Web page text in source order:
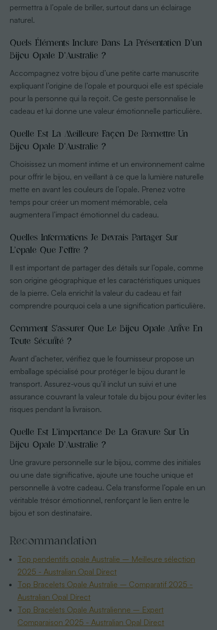
permettra à l’opale de briller, surtout dans un éclairage
naturel.
Quels Éléments Inclure Dans La Présentation D’un
Bijou Opale D’Australie ?
Accompagnez votre bijou d’une petite carte manuscrite
expliquant l’origine de l’opale et pourquoi elle est spéciale
pour la personne qui la reçoit. Ce geste personnalise le
cadeau et lui donne une valeur émotionnelle particulière.
Quelle Est La Meilleure Façon De Remettre Un
Bijou Opale D’Australie ?
Choisissez un moment intime et un environnement calme
pour offrir le bijou, en veillant à ce que la lumière naturelle
mette en avant les couleurs de l’opale. Prenez votre
temps pour créer un moment mémorable, cela
augmentera l’impact émotionnel du cadeau.
Quelles Informations Je Devrais Partager Sur
L’opale Que J’offre ?
Il est important de partager des détails sur l’opale, comme
son origine géographique et les caractéristiques uniques
de la pierre. Cela enrichit la valeur du cadeau et fait
comprendre pourquoi cela a une signification particulière.
Comment S’assurer Que Le Bijou Opale Arrive En
Toute Sécurité ?
Avant d’acheter, vérifiez que le fournisseur propose un
emballage spécialisé pour protéger le bijou durant le
transport. Assurez-vous qu’il inclut un suivi et une
assurance couvrant la valeur totale du bijou pour éviter les
risques pendant la livraison.
Quelle Est L’importance De La Gravure Sur Un
Bijou Opale D’Australie ?
Une gravure personnelle sur le bijou, comme des initiales
ou une date significative, ajoute une touche unique et
personnelle à votre cadeau. Cela transforme l’opale en un
véritable trésor émotionnel, renforçant le lien entre le
bijou et son destinataire.
Recommandation
Top pendentifs opale Australie – Meilleure sélection
2025 - Australian Opal Direct
Top Bracelets Opale Australie – Comparatif 2025 -
Australian Opal Direct
Top Bracelets Opale Australienne – Expert
Comparaison 2025 - Australian Opal Direct